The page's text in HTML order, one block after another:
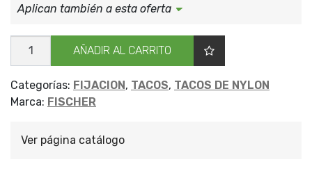
Aplican también a esta oferta
TACO
FISCHER
X
500
cantidad
AÑADIR AL CARRITO
Categorías: FIJACION, TACOS, TACOS DE NYLON
Marca: FISCHER
Ver página catálogo